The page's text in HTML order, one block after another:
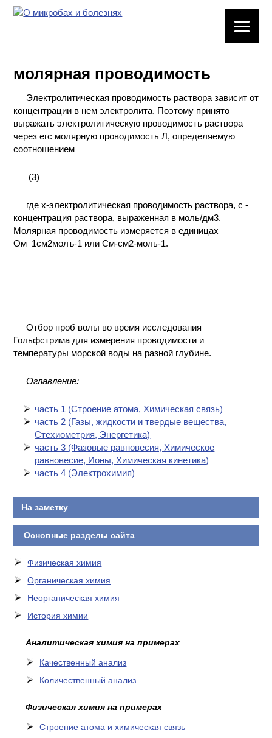
ХИМИЧЕСКАЯ
ВРЕДНЫЕ
ФАКТОРЫ
ХИМИЯ НА
ПРОИЗВОДСТВЕ
И ХИМИЧЕСКАЯ
молярная проводимость
Электролитическая проводимость раствора зависит от
концентрации в нем электролита. Поэтому принято
выражать электролитическую проводимость раствора
через егс молярную проводимость Л, определяемую
соотношением
(3)
где х-электролитическая проводимость раствора, с -
концентрация раствора, выраженная в моль/дм3.
Молярная проводимость измеряется в единицах
Ом_1см2молъ-1 или См-см2-моль-1.
Отбор проб волы во время исследования
Гольфстрима для измерения проводимости и
температуры морской воды на разной глубине.
Оглавление:
часть 1 (Cтроение атома, Химическая связь)
часть 2 (Газы, жидкости и твердые вещества,
Стехиометрия, Энергетика)
часть 3 (Фазовые равновесия, Химическое
равновесие, Ионы, Химическая кинетика)
часть 4 (Электрохимия)
На заметку
Основные разделы сайта
Физическая химия
Органическая химия
Неорганическая химия
История химии
Аналитическая химия на примерах
Качественный анализ
Количественный анализ
Физическая химия на примерах
Cтроение атома и химическая связь